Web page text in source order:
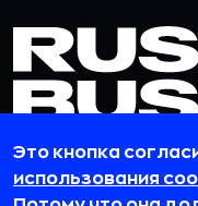
© 2012-2026 ООО
ОГРН 1127746119841
Это кнопка
использования